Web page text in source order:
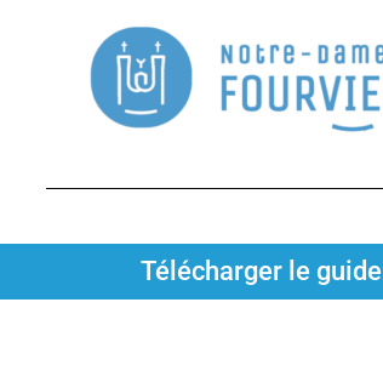
Télécharger le guide